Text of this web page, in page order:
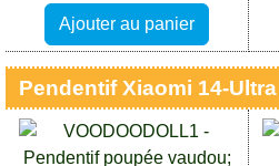
Ajouter au panier
Pendentif Xiaomi 14-Ultra